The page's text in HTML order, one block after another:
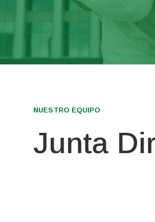
NUESTRO EQUIPO
Junta